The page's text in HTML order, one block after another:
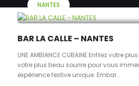
NANTES
BAR LA CALLE – NANTES
UNE AMBIANCE CUBAINE Enfilez votre
votre plus beau sourire pour vous
expérience festive unique. Embar...